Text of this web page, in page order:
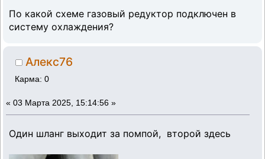
По какой схеме газовый редуктор подключен в
систему охлаждения?
Алекс76
Карма: 0
« 03 Марта 2025, 15:14:56 »
Один шланг выходит за помпой, второй здесь